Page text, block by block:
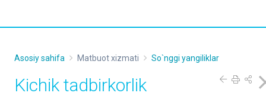
Asosiy sahifa Matbuot xizmati So`nggi yangiliklar
Kichik tadbirkorlik